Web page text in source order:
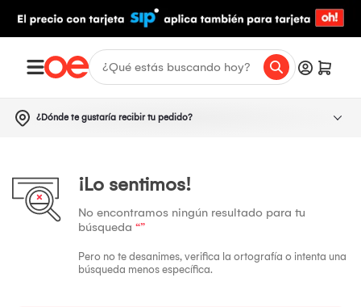
¿Dónde te gustaría recibir tu pedido?
¡Lo sentimos!
No encontramos ningún resultado para tu
búsqueda “”
Pero no te desanimes, verifica la ortografía o intenta una
búsqueda menos específica.